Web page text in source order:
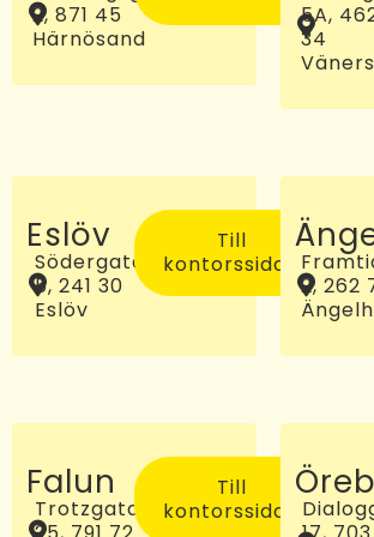
2, 871 45
Härnösand
5A,
34
Eslöv
Södergatan
5, 241 30
Eslöv
Till
kontorssidan
2, 262
Falun
Trotzgatan
Till
kontorssidan